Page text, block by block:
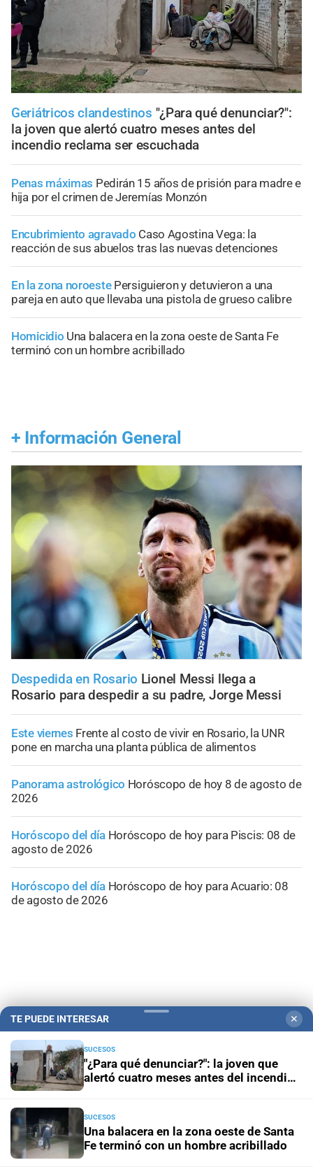
Geriátricos clandestinos "¿Para qué denunciar?":
la joven que alertó cuatro meses antes del
incendio reclama ser escuchada
Penas máximas Pedirán 15 años de prisión para madre e
hija por el crimen de Jeremías Monzón
Encubrimiento agravado Caso Agostina Vega: la
reacción de sus abuelos tras las nuevas detenciones
En la zona noroeste Persiguieron y detuvieron a una
pareja en auto que llevaba una pistola de grueso calibre
Homicidio Una balacera en la zona oeste de Santa Fe
terminó con un hombre acribillado
+ Información General
Despedida en Rosario Lionel Messi llega a
Rosario para despedir a su padre, Jorge Messi
Este viernes Frente al costo de vivir en Rosario, la UNR
pone en marcha una planta pública de alimentos
Panorama astrológico Horóscopo de hoy 8 de agosto de
2026
Horóscopo del día Horóscopo de hoy para Piscis: 08 de
agosto de 2026
Horóscopo del día Horóscopo de hoy para Acuario: 08
de agosto de 2026
Podcasts Mirador Provincial VivíMejor SF
Puerto Negocios
Notife Educacion SF
TE PUEDE INTERESAR ✕
SUCESOS
"¿Para qué denunciar?": la joven que
alertó cuatro meses antes del incendio
SUCESOS
Una balacera en la zona oeste de Santa
Fe terminó con un hombre acribillado